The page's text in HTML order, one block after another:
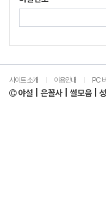
사이트 소개 이용안내 PC
야설 | 은꼴사 | 썰모음 |